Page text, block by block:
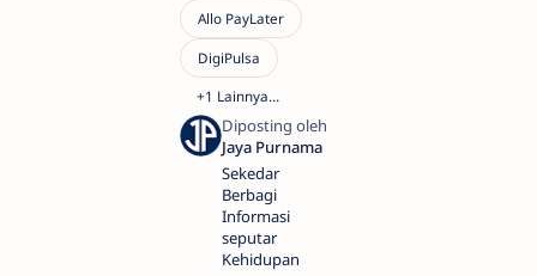
Sekedar
Berbagi
Informasi
seputar
Kehidupan